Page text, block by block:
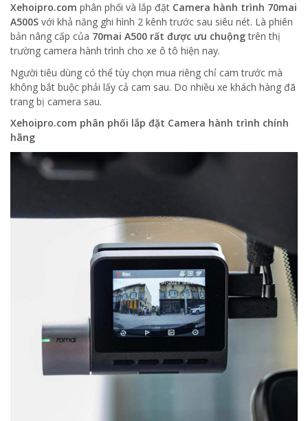
Xehoipro.com phân phối và lắp đặt Camera hành trình 70mai
A500S với khả năng ghi hình 2 kênh trước sau siêu nét. Là phiên
bản nâng cấp của 70mai A500 rất được ưu chuộngtrên thị
trường camera hành trình cho xe ô tô hiện nay.
Người tiêu dùng có thể tùy chọn mua riêng chỉ cam trước mà
không bắt buộc phải lấy cả cam sau. Do nhiều xe khách hàng đã
trang bị camera sau.
Xehoipro.com phân phối lắp đặt Camera hành trình chính
hãng